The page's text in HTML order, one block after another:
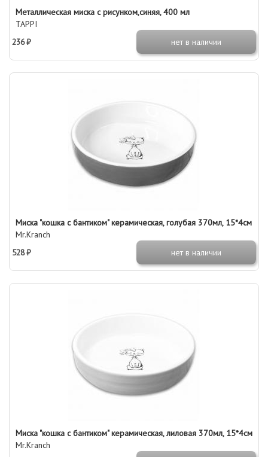
Металлическая миска с рисунком,синяя, 400 мл
TAPPI
236 ₽
нет в наличии
Миска "кошка с бантиком" керамическая, голубая 370мл, 15*4см
Mr.Kranch
528 ₽
нет в наличии
Миска "кошка с бантиком" керамическая, лиловая 370мл, 15*4см
Mr.Kranch